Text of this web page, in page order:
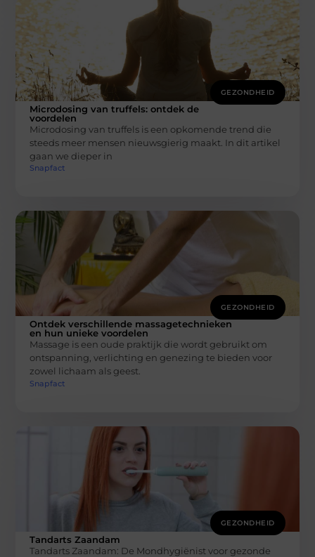
GEZONDHEID
Microdosing van truffels: ontdek de
voordelen
Microdosing van truffels is een opkomende trend die
steeds meer mensen nieuwsgierig maakt. In dit artikel
gaan we dieper in
Snapfact
GEZONDHEID
Ontdek verschillende massagetechnieken
en hun unieke voordelen
Massage is een oude praktijk die wordt gebruikt om
ontspanning, verlichting en genezing te bieden voor
zowel lichaam als geest.
Snapfact
GEZONDHEID
Tandarts Zaandam
Tandarts Zaandam: De Mondhygiënist voor gezonde